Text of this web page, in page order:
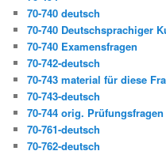
70-740 deutsch
70-740 Deutschsprachiger
70-740 Examensfragen
70-742-deutsch
70-743 material für diese
70-743-deutsch
70-744 orig. Prüfungsfragen
70-761-deutsch
70-762-deutsch